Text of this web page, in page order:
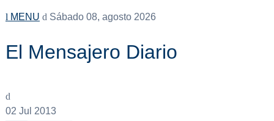
MENU Sábado 08, agosto 2026
El Mensajero Diario
02 Jul 2013